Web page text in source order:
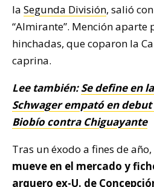
la Segunda División, salió
“Almirante”. Mención aparte
hinchadas, que coparon la
caprina.
Lee también:Se define en
Schwager empató en
Biobío contra Chiguayante
Tras un éxodo a fines de año,
mueve en el mercado y
arquero ex-U. de